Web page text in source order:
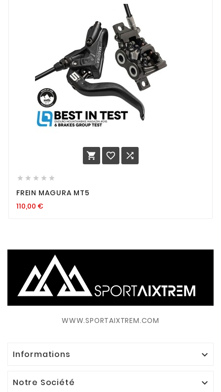
  
    
FREIN MAGURA MT5
110,00 €
WWW.SPORTAIXTREM.COM
Informations 
Notre Société 